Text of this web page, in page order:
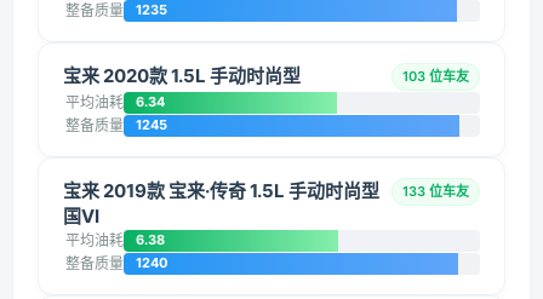
整备质量 1235
宝来 2020款 1.5L 手动时尚型 103 位车友
平均油耗 6.34
整备质量 1245
宝来 2019款 宝来·传奇 1.5L 手动时尚型
国VI
133 位车友
平均油耗 6.38
整备质量 1240